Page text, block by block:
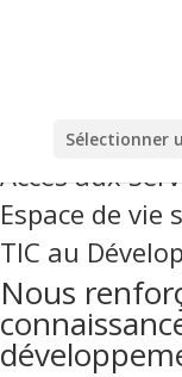
Sélectionner
Accès aux
Espace de vie
TIC au
Nous